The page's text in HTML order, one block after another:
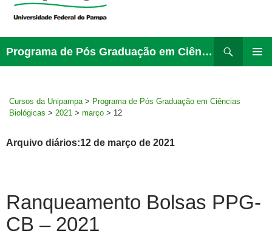
Programa de Pós Graduação em Ciências Biológicas
para
Cursos da Unipampa > Programa de Pós Graduação em Ciências
Biológicas > 2021 > março > 12
Arquivo diários:12 de março de 2021
Ranqueamento Bolsas PPG-
CB – 2021